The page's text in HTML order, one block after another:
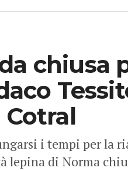
chiusa
i tempi per la
lepina di Norma